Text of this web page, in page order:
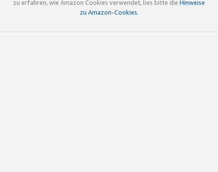
zu erfahren, wie Amazon Cookies verwendet, lies bitte die Hinweise
zu Amazon-Cookies.